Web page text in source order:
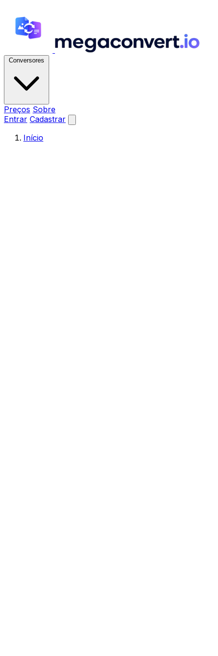
Conversores
Preços Sobre
Entrar Cadastrar
Início